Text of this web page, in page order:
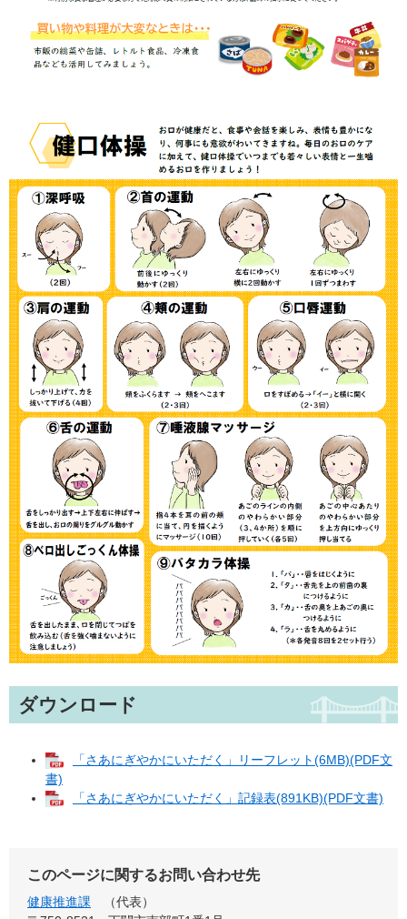
ダウンロード
「さあにぎやかにいただく」リーフレット(6MB)(PDF文
書)
「さあにぎやかにいただく」記録表(891KB)(PDF文書)
このページに関するお問い合わせ先
健康推進課
代表